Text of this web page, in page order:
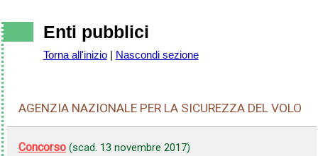
Enti pubblici
Torna all'inizio| Nascondi sezione
AGENZIA NAZIONALE PER LA SICUREZZA DEL VOLO
Concorso (scad. 13 novembre 2017)